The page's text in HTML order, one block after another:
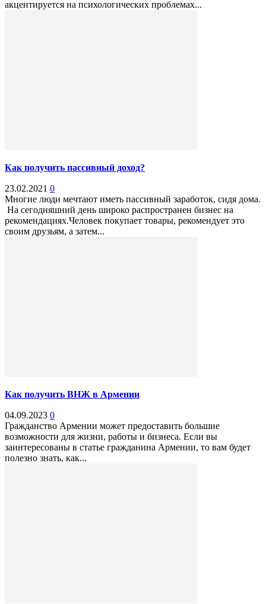
акцентируется на психологических проблемах...
Как получить пассивный доход?
23.02.2021 0
Многие люди мечтают иметь пассивный заработок, сидя дома.
На сегодняшний день широко распространен бизнес на
рекомендациях.Человек покупает товары, рекомендует это
своим друзьям, а затем...
Как получить ВНЖ в Армении
04.09.2023 0
Гражданство Армении может предоставить большие
возможности для жизни, работы и бизнеса. Если вы
заинтересованы в статье гражданина Армении, то вам будет
полезно знать, как...